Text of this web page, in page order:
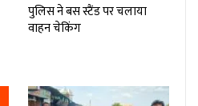
पुलिस ने बस स्टैंड पर चलाया
वाहन चेकिंग